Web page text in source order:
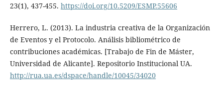
23(1), 437-455. https://doi.org/10.5209/ESMP.55606
Herrero, L. (2013). La industria creativa de la Organización
de Eventos y el Protocolo. Análisis bibliométrico de
contribuciones académicas. [Trabajo de Fin de Máster,
Universidad de Alicante]. Repositorio Institucional UA.
http://rua.ua.es/dspace/handle/10045/34020